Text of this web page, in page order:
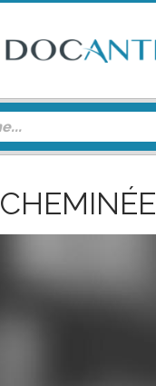
CHEMINÉE